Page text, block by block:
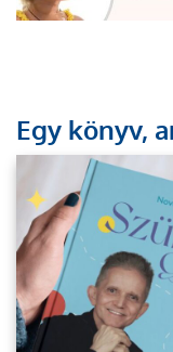
Egy könyv,